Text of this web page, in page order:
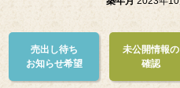
JR山手線「新大
JR中央・総武線
築年月 2023年
売出し待ち
未公開情報の